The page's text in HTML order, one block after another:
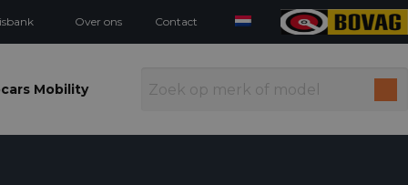
Over ons Contact
Mobility